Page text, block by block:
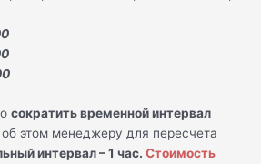
сократить временной интервал
этом менеджеру для пересчета
интервал – 1 час. Стоимость